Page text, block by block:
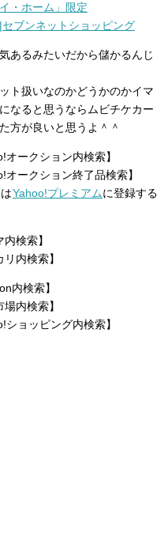
・ホーム」限定
ブンネットショッピング
あるみたいだから儲かるんじ
ト扱いなのかどうかのかイマ
なると思うならムビチケカー
方が良いと思うよ＾＾
オークション内検索】
オークション終了品検索】
Yahoo!プレミアムに登録する
内検索】
リ内検索】
内検索】
場内検索】
ショッピング内検索】